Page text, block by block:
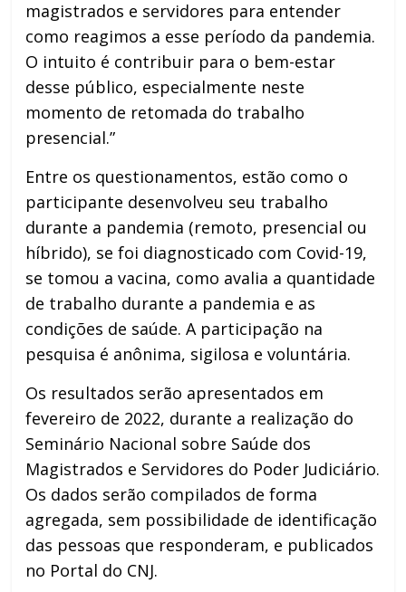
magistrados e servidores para entender
como reagimos a esse período da pandemia.
O intuito é contribuir para o bem-estar
desse público, especialmente neste
momento de retomada do trabalho
presencial.”
Entre os questionamentos, estão como o
participante desenvolveu seu trabalho
durante a pandemia (remoto, presencial ou
híbrido), se foi diagnosticado com Covid-19,
se tomou a vacina, como avalia a quantidade
de trabalho durante a pandemia e as
condições de saúde. A participação na
pesquisa é anônima, sigilosa e voluntária.
Os resultados serão apresentados em
fevereiro de 2022, durante a realização do
Seminário Nacional sobre Saúde dos
Magistrados e Servidores do Poder Judiciário.
Os dados serão compilados de forma
agregada, sem possibilidade de identificação
das pessoas que responderam, e publicados
no Portal do CNJ.